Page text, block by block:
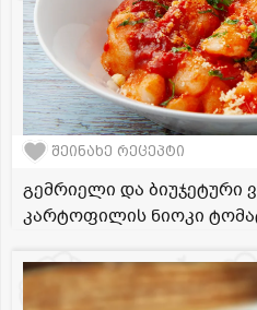
შეინახე რეცეპტი
გემრიელი და ბიუჯეტური
კარტოფილის ნიოკი